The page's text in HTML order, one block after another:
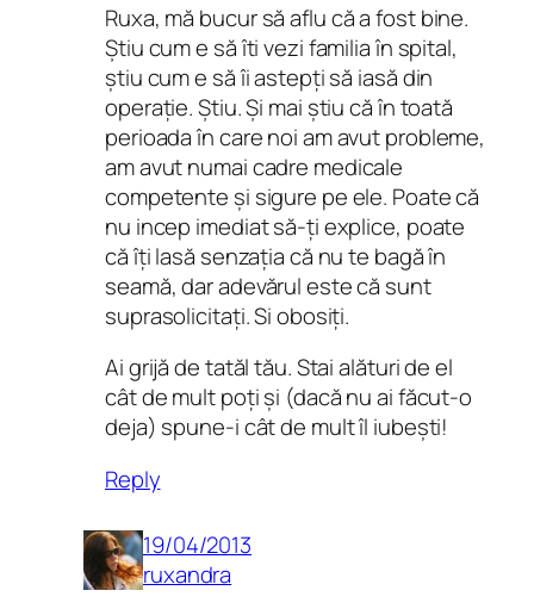
Ruxa, mă bucur să aflu că a fost bine.
Știu cum e să îti vezi familia în spital,
știu cum e să îi astepți să iasă din
operație. Știu. Și mai știu că în toată
perioada în care noi am avut probleme,
am avut numai cadre medicale
competente și sigure pe ele. Poate că
nu incep imediat să-ți explice, poate
că îți lasă senzația că nu te bagă în
seamă, dar adevărul este că sunt
suprasolicitați. Si obosiți.
Ai grijă de tatăl tău. Stai alături de el
cât de mult poți și (dacă nu ai făcut-o
deja) spune-i cât de mult îl iubești!
Reply
19/04/2013
ruxandra